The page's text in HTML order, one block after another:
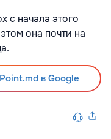
с начала этого
она почти на
в Google